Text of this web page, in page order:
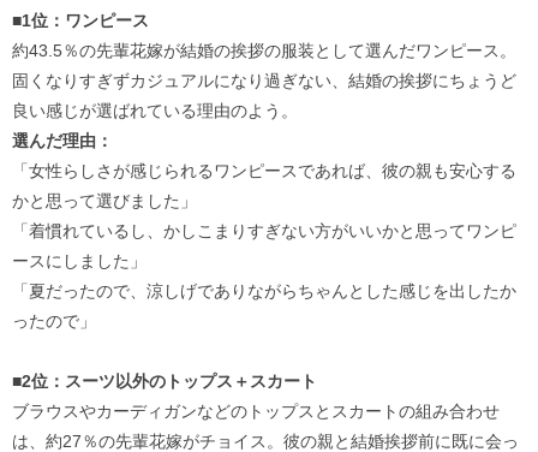
■1位：ワンピース
約43.5％の先輩花嫁が結婚の挨拶の服装として選んだワンピース。
固くなりすぎずカジュアルになり過ぎない、結婚の挨拶にちょうど
良い感じが選ばれている理由のよう。
選んだ理由：
「女性らしさが感じられるワンピースであれば、彼の親も安心する
かと思って選びました」
「着慣れているし、かしこまりすぎない方がいいかと思ってワンピ
ースにしました」
「夏だったので、涼しげでありながらちゃんとした感じを出したか
ったので」
■2位：スーツ以外のトップス＋スカート
ブラウスやカーディガンなどのトップスとスカートの組み合わせ
は、約27％の先輩花嫁がチョイス。彼の親と結婚挨拶前に既に会っ